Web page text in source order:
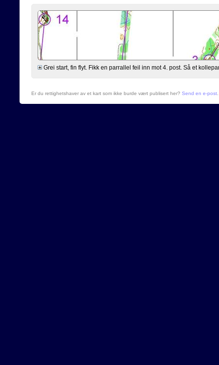
Grei start, fin flyt. Fikk en parrallel feil inn mot 4. post. Så et
Er du rettighetshaver av et kart som ikke burde vært publisert her? Send en e-post